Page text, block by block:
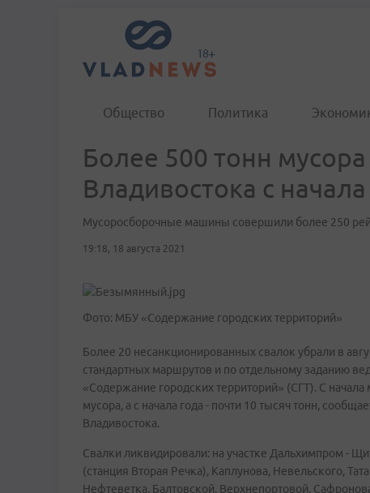
Общество Политика
Более 500 тонн
Владивостока с начала
Мусоросборочные машины совершили более 250
19:18, 18 августа 2021
Фото: МБУ «Содержание городских территорий»
Более 20 несанкционированных свалок убрали в
стандартных маршрутов и по отдельному заданию
«Содержание городских территорий» (СГТ). С
мусора, а с начала года - почти 10 тысяч тонн,
Владивостока.
Свалки ликвидировали: на участке Дальхимпром -
(станция Вторая Речка), Каплунова, Невельского,
Нефтеветка, Балтовской, Верхнепортовой,